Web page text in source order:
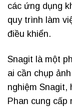
các ứng dụng
quy trình làm
điều khiển.
Snagit là một
ai cần chụp
nghiệm Snagit,
Phan cung cấp